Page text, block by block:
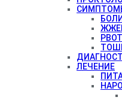
БОЛИ
ЛЕЧЕНИЕ